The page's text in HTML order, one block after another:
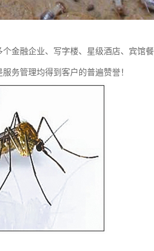
金融企业、写字楼、星级酒店、宾馆
务管理均得到客户的普遍赞誉！